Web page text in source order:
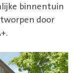
binnentuin
door